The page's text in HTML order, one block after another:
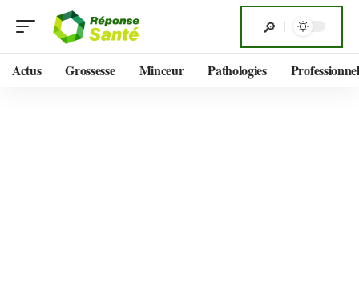
Actus Grossesse Minceur Pathologies